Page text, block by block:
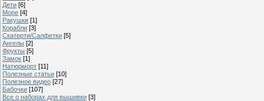
Дети [6]
Море [4]
Ракушки [1]
Корабли [3]
Скатерти/Салфетки [5]
Ангелы [2]
Фрукты [5]
Замок [1]
Натюрморт [11]
Полезные статьи [10]
Полезное видео [27]
Бабочки [107]
Все о наборах для вышивки [3]